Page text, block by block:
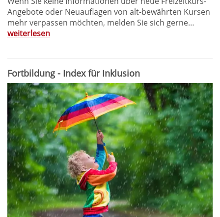
Angebote oder Neuauflagen von alt-bewährten Kursen
mehr verpassen möchten, melden Sie sich gerne…
weiterlesen
Fortbildung - Index für Inklusion